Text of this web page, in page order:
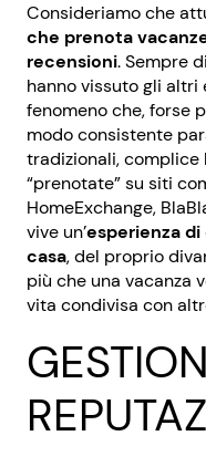
Consideriamo che
che prenota
recensioni. Sempre
hanno vissuto gli
fenomeno che, forse
modo consistente
tradizionali, complice
“prenotate” su siti
HomeExchange,
vive un’esperienza
casa, del proprio
più che una vacanza
vita condivisa con